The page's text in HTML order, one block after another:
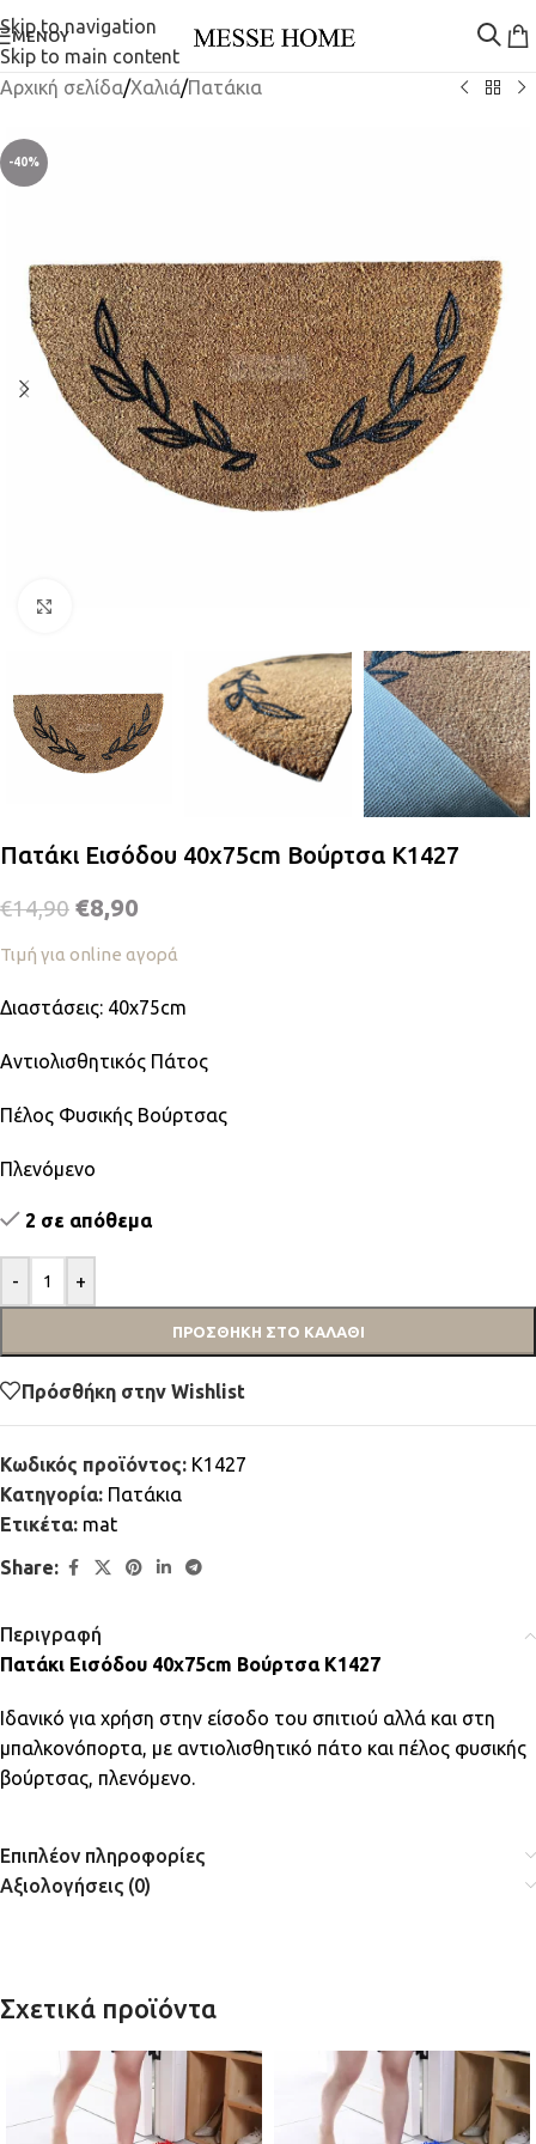
Skip to navigation
Skip to main content
ΜΕΝΟΎ
Αρχική σελίδα/Χαλιά/Πατάκια
-40%
Πατάκι Εισόδου 40x75cm Βούρτσα K1427
€14,90 €8,90
Τιμή για online αγορά
Διαστάσεις: 40x75cm
Αντιολισθητικός Πάτος
Πέλος Φυσικής Βούρτσας
Πλενόμενο
2 σε απόθεμα
- +
ΠΡΟΣΘΉΚΗ ΣΤΟ ΚΑΛΆΘΙ
Πρόσθήκη στην Wishlist
Κωδικός προϊόντος: K1427
Κατηγορία: Πατάκια
Ετικέτα: mat
Share:
Περιγραφή
Πατάκι Εισόδου 40x75cm Βούρτσα K1427
Ιδανικό για χρήση στην είσοδο του σπιτιού αλλά και στη
μπαλκονόπορτα, με αντιολισθητικό πάτο και πέλος φυσικής
βούρτσας, πλενόμενο.
Επιπλέον πληροφορίες
Αξιολογήσεις (0)
Σχετικά προϊόντα